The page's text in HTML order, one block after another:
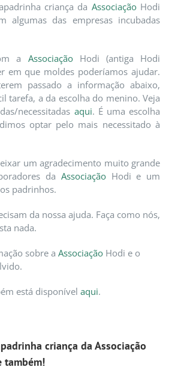
criança da AssociaçãoHodi
algumas das empresas incubadas
a AssociaçãoHodi (antiga Hodi
em que moldes poderíamos ajudar.
passado a informação abaixo,
tarefa, a da escolha do menino. Veja
necessitadas aqui. É uma escolha
optar pelo mais necessitado à
um agradecimento muito grande
da AssociaçãoHodi e um
padrinhos.
da nossa ajuda. Faça como nós,
nada.
sobre a Associação Hodi e o
está disponível aqui.
criança da Associação
também!